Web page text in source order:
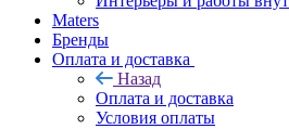
Maters
Бренды
Оплата и доставка
Назад
Оплата и доставка
Условия оплаты